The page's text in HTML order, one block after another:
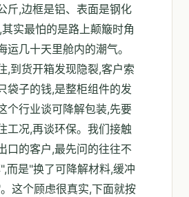
斤,边框是铝、表面是钢化
实最怕的是路上颠簸时角
运几十天里舱内的潮气。
,到货开箱发现隐裂,客户索
袋子的钱,是整柜组件的发
个行业谈可降解包装,先要
工况,再谈环保。我们接触
口的客户,最先问的往往不
而是"换了可降解材料,缓冲
这个顾虑很真实,下面就按